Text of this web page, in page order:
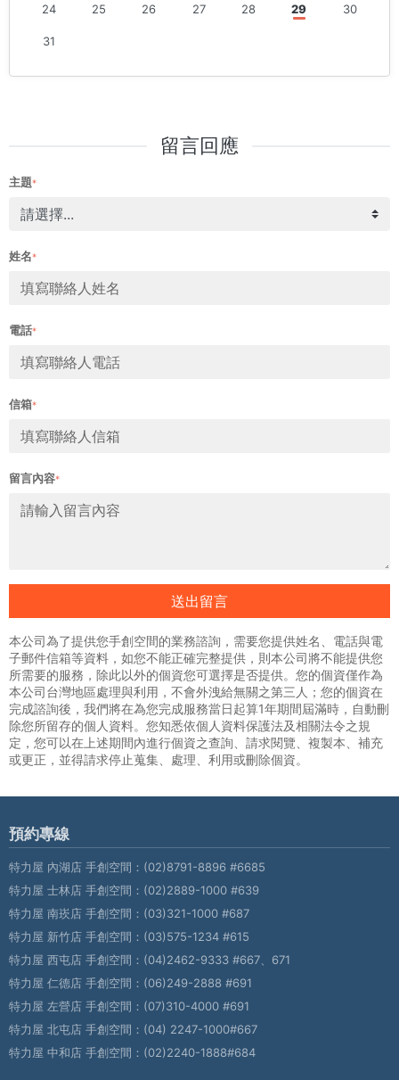
24 25 26 27 28 29 30
31
留言回應
主題*
姓名*
電話*
信箱*
留言內容*
送出留言
本公司為了提供您手創空間的業務諮詢，需要您提供姓名、電話與電
子郵件信箱等資料，如您不能正確完整提供，則本公司將不能提供您
所需要的服務，除此以外的個資您可選擇是否提供。您的個資僅作為
本公司台灣地區處理與利用，不會外洩給無關之第三人；您的個資在
完成諮詢後，我們將在為您完成服務當日起算1年期間屆滿時，自動刪
除您所留存的個人資料。您知悉依個人資料保護法及相關法令之規
定，您可以在上述期間內進行個資之查詢、請求閱覽、複製本、補充
或更正，並得請求停止蒐集、處理、利用或刪除個資。
預約專線
特力屋 內湖店 手創空間： (02)8791-8896 #6685
特力屋 士林店 手創空間： (02)2889-1000 #639
特力屋 南崁店 手創空間： (03)321-1000 #687
特力屋 新竹店 手創空間： (03)575-1234 #615
特力屋 西屯店 手創空間： (04)2462-9333 #667、671
特力屋 仁德店 手創空間： (06)249-2888 #691
特力屋 左營店 手創空間： (07)310-4000 #691
特力屋 北屯店 手創空間： (04) 2247-1000#667
特力屋 中和店 手創空間： (02)2240-1888#684